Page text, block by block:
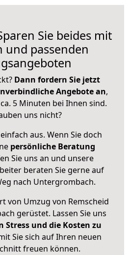
Sie beides mit
und passenden
Dann fordern Sie jetzt
Angebote an,
5 Minuten bei Ihnen sind.
uns nicht?
aus. Wenn Sie doch
persönliche Beratung
Sie uns an und unsere
beraten Sie gerne auf
nach Untergrombach.
von Umzug von Remscheid
gerüstet. Lassen Sie uns
Stress und die Kosten zu
Sie sich auf Ihren neuen
freuen können.